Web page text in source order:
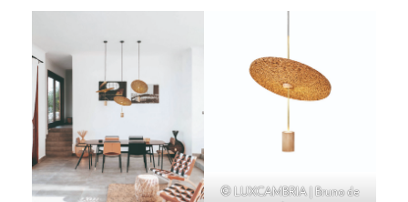
© LUXCAMBRIA | Bruno de